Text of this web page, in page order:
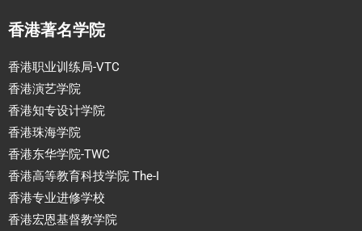
香港著名学院
香港职业训练局-VTC
香港演艺学院
香港知专设计学院
香港珠海学院
香港东华学院-TWC
香港高等教育科技学院 The-I
香港专业进修学校
香港宏恩基督教学院